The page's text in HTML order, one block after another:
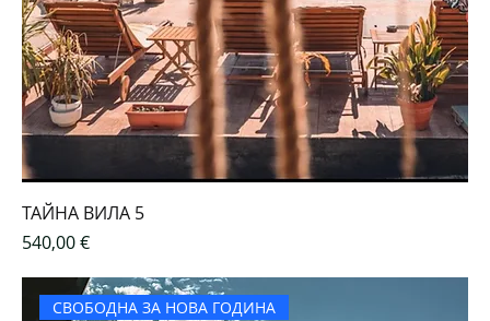
ТАЙНА ВИЛА 5
Цена
540,00 €
СВОБОДНА ЗА НОВА ГОДИНА